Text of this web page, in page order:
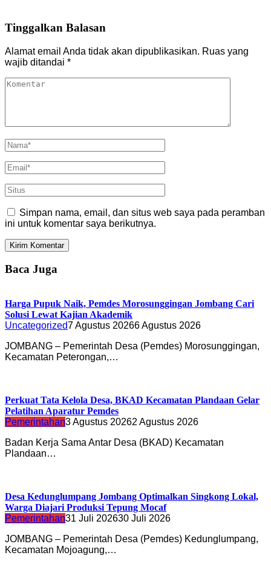
Tinggalkan Balasan
Alamat email Anda tidak akan dipublikasikan. Ruas yang
wajib ditandai *
Simpan nama, email, dan situs web saya pada peramban
ini untuk komentar saya berikutnya.
Baca Juga
Harga Pupuk Naik, Pemdes Morosunggingan Jombang Cari
Solusi Lewat Kajian Akademik
Uncategorized7 Agustus 20266 Agustus 2026
JOMBANG – Pemerintah Desa (Pemdes) Morosunggingan,
Kecamatan Peterongan,…
Perkuat Tata Kelola Desa, BKAD Kecamatan Plandaan Gelar
Pelatihan Aparatur Pemdes
Pemerintahan3 Agustus 20262 Agustus 2026
Badan Kerja Sama Antar Desa (BKAD) Kecamatan
Plandaan…
Desa Kedunglumpang Jombang Optimalkan Singkong Lokal,
Warga Diajari Produksi Tepung Mocaf
Pemerintahan31 Juli 202630 Juli 2026
JOMBANG – Pemerintah Desa (Pemdes) Kedunglumpang,
Kecamatan Mojoagung,…